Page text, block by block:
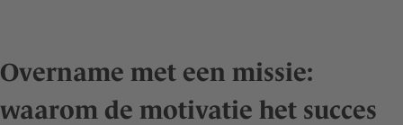
Overname met een missie:
waarom de motivatie het succes